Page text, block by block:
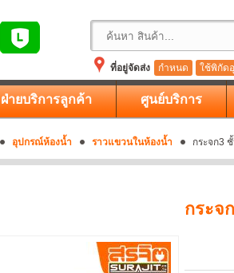
ที่อยู่จัดส่ง
กำหนด ใช้พิกัด
ฝ่ายบริการลูกค้า ศูนย์บริการ
อุปกรณ์ห้องน้ำ ราวแขวนในห้องน้ำ กระจก3
กระจ